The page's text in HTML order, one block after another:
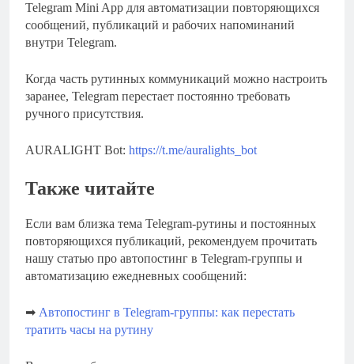
Telegram Mini App для автоматизации повторяющихся
сообщений, публикаций и рабочих напоминаний
внутри Telegram.
Когда часть рутинных коммуникаций можно настроить
заранее, Telegram перестает постоянно требовать
ручного присутствия.
AURALIGHT Bot: https://t.me/auralights_bot
Также читайте
Если вам близка тема Telegram-рутины и постоянных
повторяющихся публикаций, рекомендуем прочитать
нашу статью про автопостинг в Telegram-группы и
автоматизацию ежедневных сообщений:
➡ Автопостинг в Telegram-группы: как перестать
тратить часы на рутину